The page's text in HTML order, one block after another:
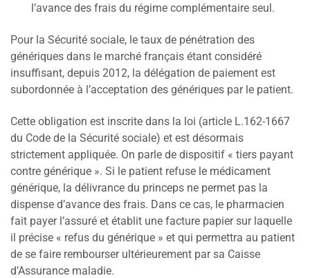
l’avance des frais du régime complémentaire seul.
Pour la Sécurité sociale, le taux de pénétration des
génériques dans le marché français étant considéré
insuffisant, depuis 2012, la délégation de paiement est
subordonnée à l’acceptation des génériques par le patient.
Cette obligation est inscrite dans la loi (article L.162-1667
du Code de la Sécurité sociale) et est désormais
strictement appliquée. On parle de dispositif « tiers payant
contre générique ». Si le patient refuse le médicament
générique, la délivrance du princeps ne permet pas la
dispense d’avance des frais. Dans ce cas, le pharmacien
fait payer l’assuré et établit une facture papier sur laquelle
il précise « refus du générique » et qui permettra au patient
de se faire rembourser ultérieurement par sa Caisse
d’Assurance maladie.